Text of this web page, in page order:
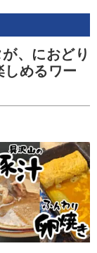
、におどり
しめるワー